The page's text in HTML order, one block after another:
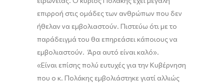
επιρροή στις ομάδεςτων ανθρώπων που δεν
ήθελαν να εμβολιαστούν. Πιστεύω ότι με το
παράδειγμά του θα επηρεάσει κάποιους να
εμβολιαστούν. Άρα αυτό είναι καλό».
«Είναι επίσηςπολύ ευτυχές για την Κυβέρνηση
που ο κ. Πολάκης εμβολιάστηκε γιατί αλλιώς